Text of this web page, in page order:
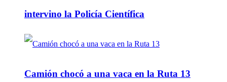
intervino la Policía Científica
Camión chocó a una vaca en la Ruta 13